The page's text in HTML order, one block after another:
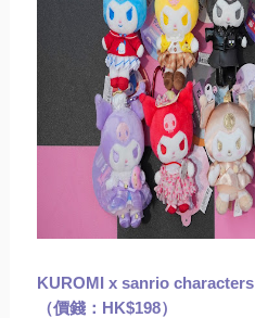
KUROMI x sanrio characters
（價錢：HK$198）